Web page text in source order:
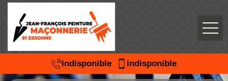
indisponible indisponible